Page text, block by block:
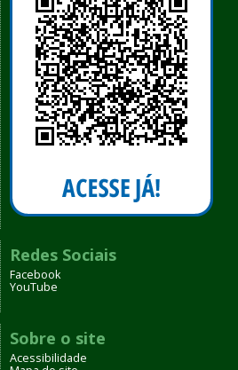
Redes Sociais
Facebook
YouTube
Sobre o site
Acessibilidade